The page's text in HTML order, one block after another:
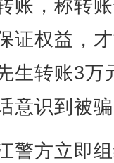
账，称转
证权益，
生转账3万
意识到被
方立即